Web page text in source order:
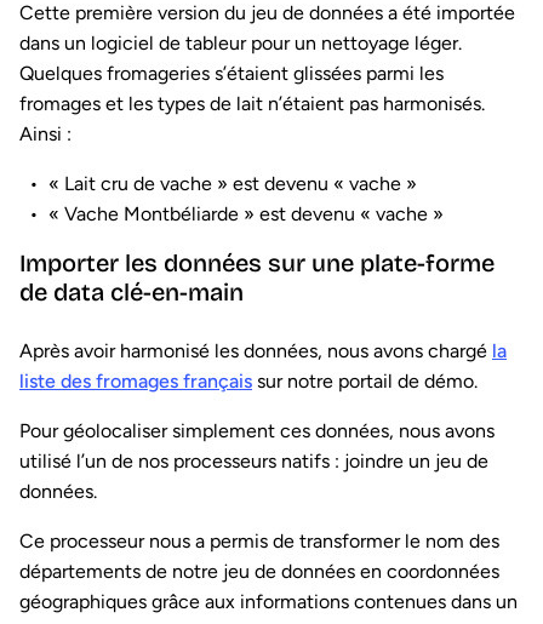
Cette première version du jeu de données a été importée
dans un logiciel de tableur pour un nettoyage léger.
Quelques fromageries s’étaient glissées parmi les
fromages et les types de lait n’étaient pas harmonisés.
Ainsi :
« Lait cru de vache » est devenu « vache »
« Vache Montbéliarde » est devenu « vache »
Importer les données sur une plate-forme
de data clé-en-main
Après avoir harmonisé les données, nous avons chargé la
liste des fromages français sur notre portail de démo.
Pour géolocaliser simplement ces données, nous avons
utilisé l’un de nos processeurs natifs : joindre un jeu de
données.
Ce processeur nous a permis de transformer le nom des
départements de notre jeu de données en coordonnées
géographiques grâce aux informations contenues dans un